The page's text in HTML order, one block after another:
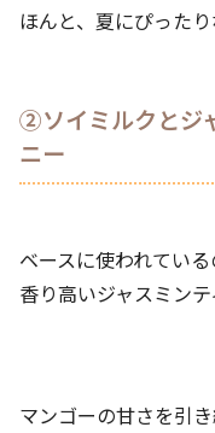
ほんと、夏にぴった
②ソイミルクとジ
ニー
ベースに使われてい
香り高いジャスミンテ
マンゴーの甘さを引